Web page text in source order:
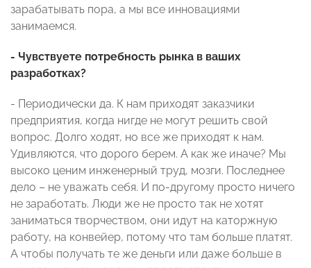
зарабатывать пора, а мы все инновациями
занимаемся.
- Чувствуете потребность рынка в ваших
разработках?
- Периодически да. К нам приходят заказчики
предприятия, когда нигде не могут решить свой
вопрос. Долго ходят, но все же приходят к нам.
Удивляются, что дорого берем. А как же иначе? Мы
высоко ценим инженерный труд, мозги. Последнее
дело – не уважать себя. И по-другому просто ничего
не заработать. Люди же не просто так не хотят
заниматься творчеством, они идут на каторжную
работу, на конвейер, потому что там больше платят.
А чтобы получать те же деньги или даже больше в